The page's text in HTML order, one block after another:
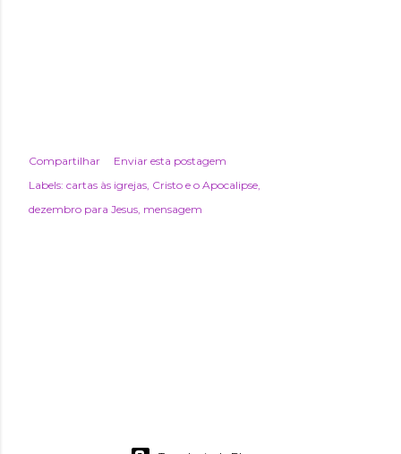
Compartilhar
Enviar esta postagem
Labels: cartas às igrejas Cristo e o Apocalipse
dezembro para Jesus mensagem